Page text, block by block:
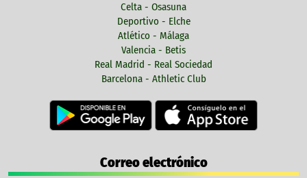
Celta - Osasuna
Deportivo - Elche
Atlético - Málaga
Valencia - Betis
Real Madrid - Real Sociedad
Barcelona - Athletic Club
Correo electrónico